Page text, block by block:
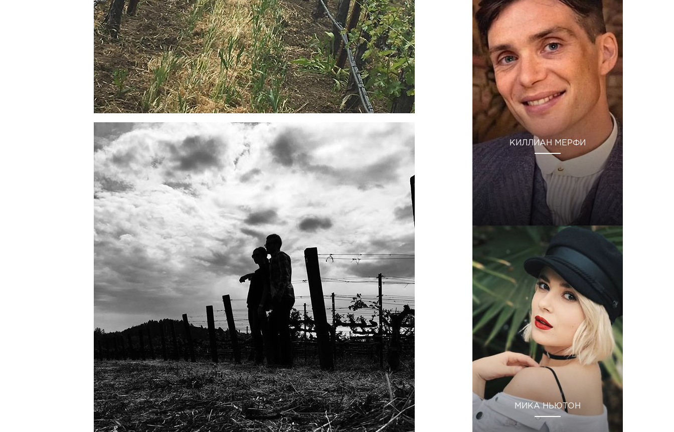
КИЛЛИАН МЕРФИ
МИКА НЬЮТОН